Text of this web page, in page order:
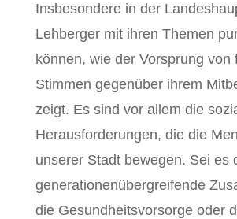
Insbesondere in der
Lehberger mit ihren Themen
können, wie der Vorsprung von
Stimmen gegenüber ihrem
zeigt. Es sind vor allem die
Herausforderungen, die die
unserer Stadt bewegen. Sei es
generationenübergreifende
die Gesundheitsvorsorge oder